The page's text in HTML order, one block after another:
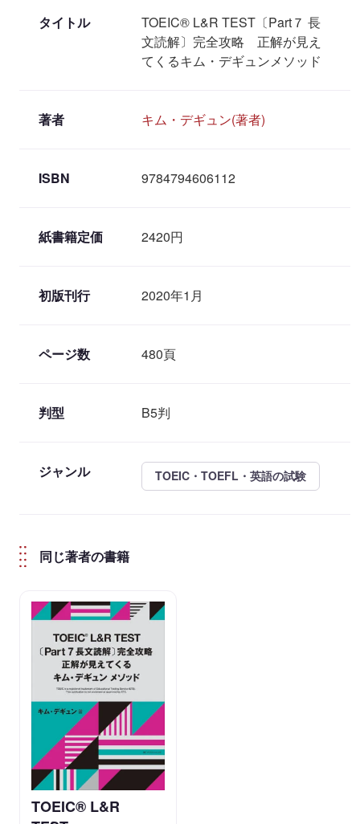
タイトル
TOEIC® L&R TEST〔Part７ 長
文読解〕完全攻略 正解が見え
てくるキム・デギュンメソッド
著者 キム・デギュン(著者)
ISBN 9784794606112
紙書籍定価 2420円
初版刊行 2020年1月
ページ数 480頁
判型 B5判
ジャンル TOEIC・TOEFL・英語の試験
同じ著者の書籍
TOEIC® L&R